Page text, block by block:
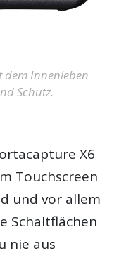
dem Innenleben
Schutz.
X6
Touchscreen
und vor allem
Schaltflächen
nie aus